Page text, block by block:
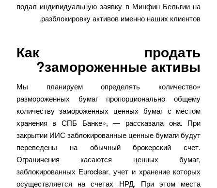
подал индивидуальную заявку в Минфин Бельгии на
разблокировку активов именно наших клиентов.
Как продать
замороженные активы?
«Мы планируем определять количество
размороженных бумаг пропорционально общему
количеству замороженных ценных бумаг с местом
хранения в СПБ Банке», — рассказала она. При
закрытии ИИС заблокированные ценные бумаги будут
переведены на обычный брокерский счет.
Ограничения касаются ценных бумаг,
заблокированных Euroclear, учет и хранение которых
осуществляется на счетах НРД. При этом места